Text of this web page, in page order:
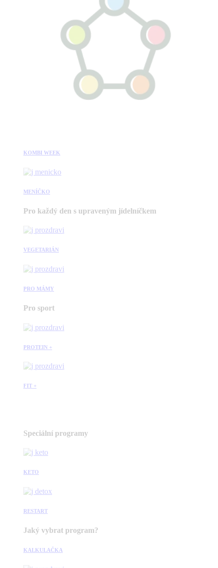
KOMBI WEEK
MENÍČKO
Pro každý den s upraveným jídelníčkem
VEGETARIÁN
PRO MÁMY
Pro sport
PROTEIN +
FIT +
Speciální programy
KETO
RESTART
Jaký vybrat program?
KALKULAČKA